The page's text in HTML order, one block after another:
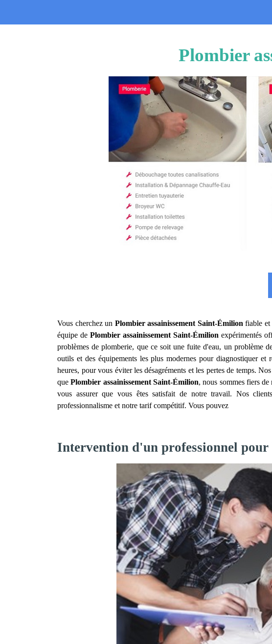
Plombier
Vous cherchez un Plombier assainissement Saint-Émilion fiable et
équipe dePlombier assainissement Saint-Émilion expérimentés
problèmes de plomberie, que ce soit une fuite d'eau, un problème
outils et des équipements les plus modernes pour diagnostiquer
heures, pour vous éviter les désagréments et les pertes de temps.
quePlombier assainissement Saint-Émilion, nous sommes fiers
vous assurer que vous êtes satisfait de notre travail. Nos
professionnalisme et notre tarif compétitif. Vous pouvez
Intervention d'un professionnel